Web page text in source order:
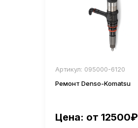
Цена: от 12500₽
Ремонт Denso-Komatsu
Артикул: 095000-6120